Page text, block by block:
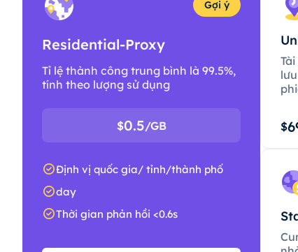
Gợi ý
Residential-Proxy
Tỉ lệ thành công trung bình là 99.5%,
tính theo lượng sử dụng
$0.5/GB
Định vị quốc gia/ tỉnh/thành phố
day
Thời gian phản hồi <0.6s
$